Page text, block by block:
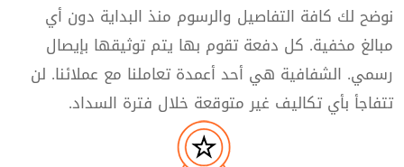
نوضح لك كافة التفاصيل والرسوم منذ البداية دون أي
مبالغ مخفية. كل دفعة تقوم بها يتم توثيقها بإيصال
رسمي. الشفافية هي أحد أعمدة تعاملنا مع عملائنا. لن
تتفاجأ بأي تكاليف غير متوقعة خلال فترة السداد.